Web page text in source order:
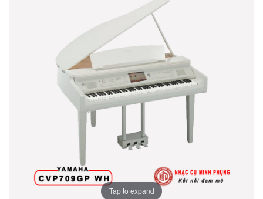
Tap to expand